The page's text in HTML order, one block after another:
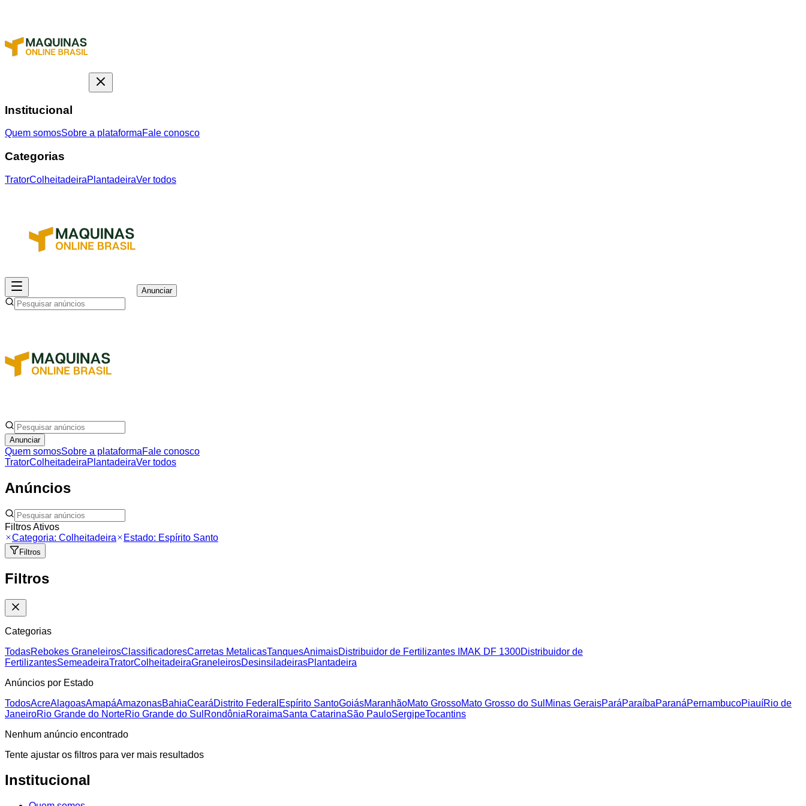
Institucional
Quem somosSobre a plataformaFale conosco
Categorias
TratorColheitadeiraPlantadeiraVer todos
Anunciar
Anunciar
Quem somosSobre a plataformaFale conosco
TratorColheitadeiraPlantadeiraVer todos
Anúncios
Filtros Ativos
Categoria: Colheitadeira Estado: Espírito Santo
Filtros
Filtros
Categorias
TodasRebokes GraneleirosClassificadoresCarretas MetalicasTanquesAnimaisDistribuidor de Fertilizantes IMAK DF 1300Distribuidor de
FertilizantesSemeadeiraTratorColheitadeiraGraneleirosDesinsiladeirasPlantadeira
Anúncios por Estado
TodosAcreAlagoasAmapáAmazonasBahiaCearáDistrito Federal Espírito SantoGoiásMaranhãoMato GrossoMato Grosso do Sul Minas GeraisParáParaíbaParanáPernambucoPiauíRio de
JaneiroRio Grande do NorteRio Grande do Sul RondôniaRoraimaSanta CatarinaSão PauloSergipeTocantins
Nenhum anúncio encontrado
Tente ajustar os filtros para ver mais resultados
Institucional